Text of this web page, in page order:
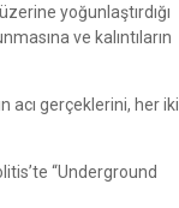
yoğunlaştırdığı
ve kalıntıların
acı gerçeklerini, her iki
“Underground